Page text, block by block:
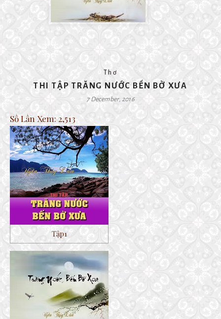
Thơ
THI TẬP TRĂNG NƯỚC BẾN BỜ XƯA
7 December, 2016
Số Lần Xem: 2,513
Tập1